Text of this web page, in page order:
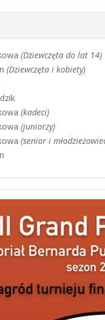
(Dziewczęta do lat 14)
(Dziewczęta i kobiety)
(kadeci)
(juniorzy)
(senior i